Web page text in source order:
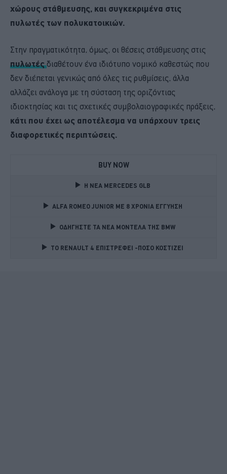
χώρους στάθμευσης, και συγκεκριμένα στις
πυλωτές των πολυκατοικιών.
Στην πραγματικότητα, όμως, οι θέσεις στάθμευσης στις
πυλωτέςδιαθέτουν ένα ιδιότυπο νομικό καθεστώς που
δεν διέπεται γενικώς από όλες τις ρυθμίσεις, άλλα
αλλάζει ανάλογα με τη σύσταση της οριζόντιας
ιδιοκτησίας και τις σχετικές συμβολαιογραφικές πράξεις,
κάτι που έχει ως αποτέλεσμα να υπάρχουν τρεις
διαφορετικές περιπτώσεις.
BUY NOW
Η ΝΕΑ MERCEDES GLB
ALFA ROMEO JUNIOR ME 8 ΧΡΟΝΙΑ ΕΓΓΥΗΣΗ
ΟΔΗΓΗΣΤΕ ΤΑ ΝΕΑ ΜΟΝΤΕΛΑ ΤΗΣ BMW
TO RENAULT 4 ΕΠΙΣΤΡΕΦΕΙ -ΠΟΣΟ ΚΟΣΤΙΖΕΙ